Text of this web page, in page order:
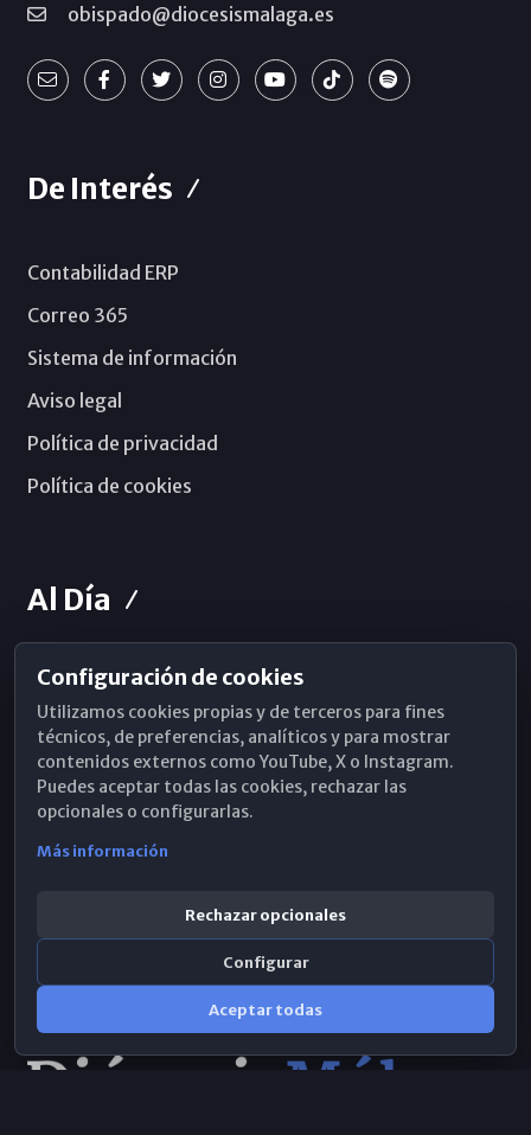
obispado@diocesismalaga.es
De Interés
Contabilidad ERP
Correo 365
Sistema de información
Aviso legal
Política de privacidad
Política de cookies
Al Día
Horarios de Misa
Hemeroteca
WhatsApp
Configuración de cookies
Utilizamos cookies propias y de terceros para fines
técnicos, de preferencias, analíticos y para mostrar
contenidos externos como YouTube, X o Instagram.
Puedes aceptar todas las cookies, rechazar las
opcionales o configurarlas.
Más información
Rechazar opcionales
Configurar
Aceptar todas